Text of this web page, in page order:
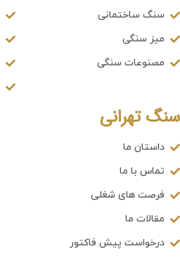
سنگ ساختمانی
میز سنگی
مصنوعات سنگی
سنگ تهرانی
داستان ما
تماس با ما
فرصت های شغلی
مقالات ما
درخواست پیش فاکتور